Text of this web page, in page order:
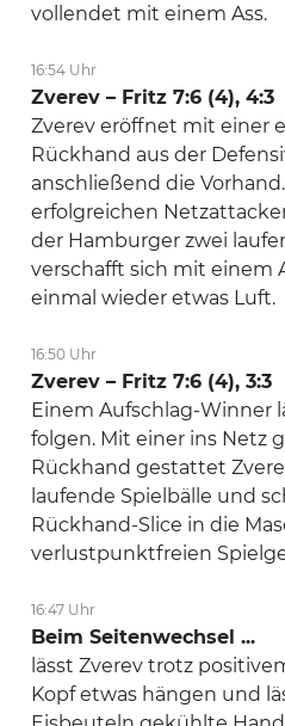
vollendet mit einem Ass.
16:54 Uhr
Zverev – Fritz 7:6 (4), 4:3
Zverev eröffnet mit einer
Rückhand aus der
anschließend die
erfolgreichen
der Hamburger zwei
verschafft sich mit einem
einmal wieder etwas Luft.
16:50 Uhr
Zverev – Fritz 7:6 (4), 3:3
Einem Aufschlag-Winner
folgen. Mit einer ins Netz
Rückhand gestattet
laufende Spielbälle und
Rückhand-Slice in die
verlustpunktfreien
16:47 Uhr
Beim Seitenwechsel ...
lässt Zverev trotz
Kopf etwas hängen und